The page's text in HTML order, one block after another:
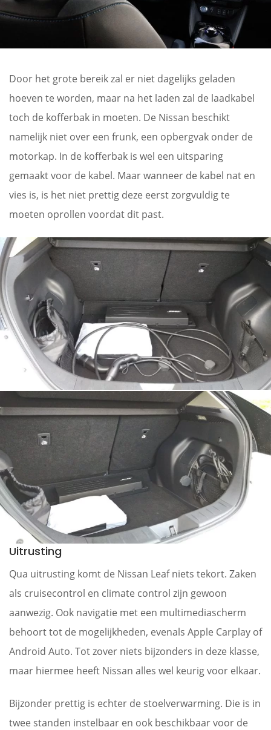
Door het grote bereik zal er niet dagelijks geladen
hoeven te worden, maar na het laden zal de laadkabel
toch de kofferbak in moeten. De Nissan beschikt
namelijk niet over een frunk, een opbergvak onder de
motorkap. In de kofferbak is wel een uitsparing
gemaakt voor de kabel. Maar wanneer de kabel nat en
vies is, is het niet prettig deze eerst zorgvuldig te
moeten oprollen voordat dit past.
Uitrusting
Qua uitrusting komt de Nissan Leaf niets tekort. Zaken
als cruisecontrol en climate control zijn gewoon
aanwezig. Ook navigatie met een multimediascherm
behoort tot de mogelijkheden, evenals Apple Carplay of
Android Auto. Tot zover niets bijzonders in deze klasse,
maar hiermee heeft Nissan alles wel keurig voor elkaar.
Bijzonder prettig is echter de stoelverwarming. Die is in
twee standen instelbaar en ook beschikbaar voor de